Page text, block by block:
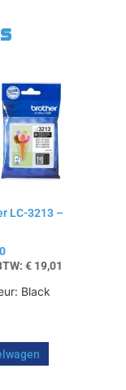
LC-3213 –
€ 19,01
Black